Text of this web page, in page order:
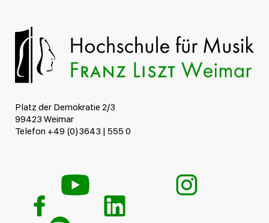
Platz der Demokratie 2/3
99423 Weimar
Telefon +49 (0)3643 | 555 0